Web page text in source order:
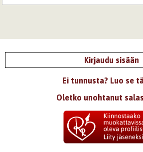
Kirjaudu sisään
Ei tunnusta? Luo se
Oletko unohtanut